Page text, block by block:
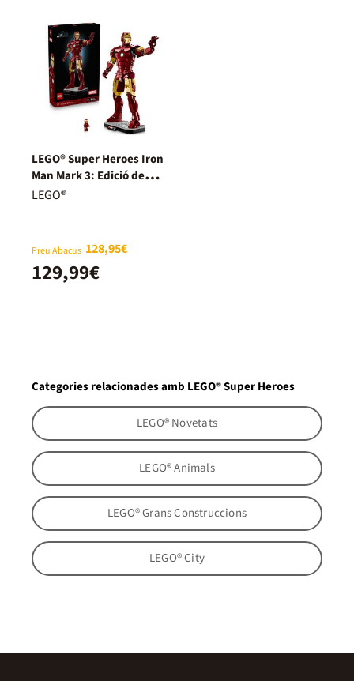
LEGO® Super Heroes Iron
Man Mark 3: Edició de
Col·leccionista 76344
LEGO®
Preu Abacus 128,95€
129,99€
Categories relacionades amb LEGO® Super Heroes
LEGO® Novetats
LEGO® Animals
LEGO® Grans Construccions
LEGO® City